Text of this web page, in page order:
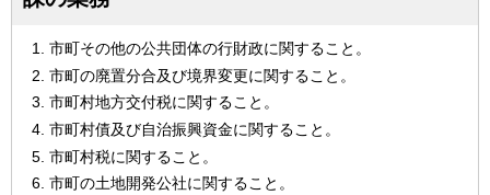
市町その他の公共団体の行財政に関すること。
市町の廃置分合及び境界変更に関すること。
市町村地方交付税に関すること。
市町村債及び自治振興資金に関すること。
市町村税に関すること。
市町の土地開発公社に関すること。